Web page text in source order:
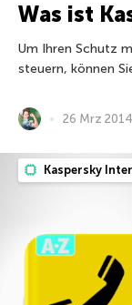
Was ist
Um Ihren Schutz
steuern, können
26 Mrz 2014
Kaspersky